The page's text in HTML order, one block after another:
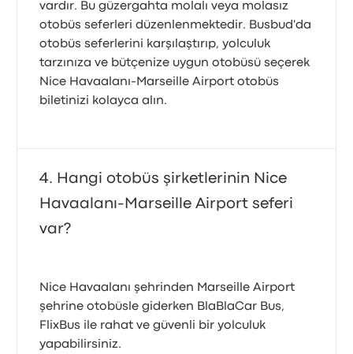
vardır. Bu güzergahta molalı veya molasız
otobüs seferleri düzenlenmektedir. Busbud'da
otobüs seferlerini karşılaştırıp, yolculuk
tarzınıza ve bütçenize uygun otobüsü seçerek
Nice Havaalanı-Marseille Airport otobüs
biletinizi kolayca alın.
Hangi otobüs şirketlerinin Nice
Havaalanı-Marseille Airport seferi
var?
Nice Havaalanı şehrinden Marseille Airport
şehrine otobüsle giderken BlaBlaCar Bus,
FlixBus ile rahat ve güvenli bir yolculuk
yapabilirsiniz.